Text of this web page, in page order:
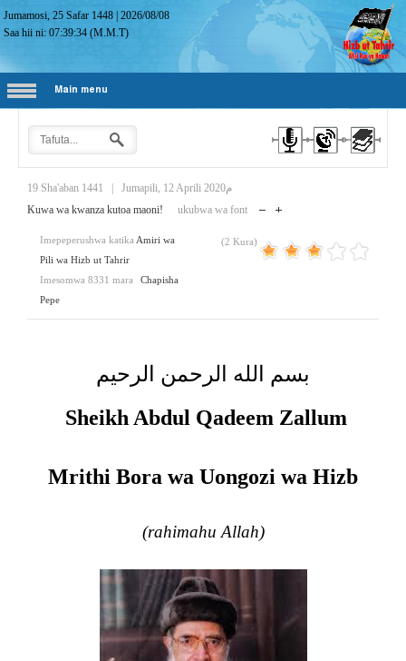
Jumamosi, 25 Safar 1448 |2026/08/08
Saa hii ni:07:39:35 (M.M.T)
Main menu
19 Sha'aban 1441
Jumapili, 12 Aprili 2020م
Kuwa wa kwanza kutoa maoni!
ukubwa wa font
Imepeperushwa katika Amiri wa
Pili wa Hizb ut Tahrir
Imesomwa 8331 mara
Chapisha
Pepe
(2 Kura)
بسم الله الرحمن الرحيم
Sheikh Abdul Qadeem Zallum
Mrithi Bora wa Uongozi wa Hizb
(rahimahu Allah)